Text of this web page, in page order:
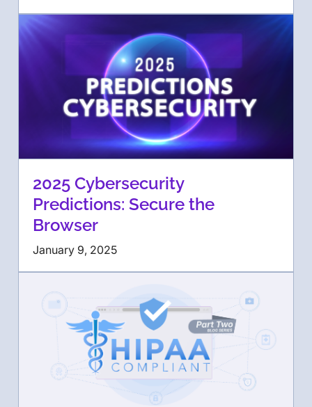
2025 Cybersecurity
Predictions: Secure the
Browser
January 9, 2025